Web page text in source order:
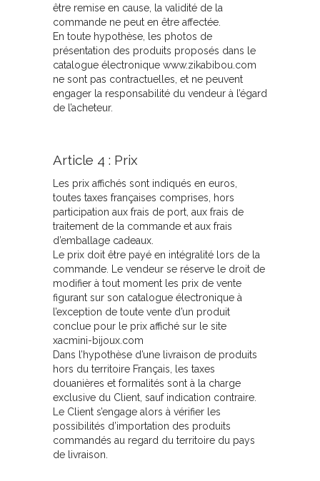
être remise en cause, la validité de la
commande ne peut en être affectée.
En toute hypothèse, les photos de
présentation des produits proposés dans le
catalogue électronique www.zikabibou.com
ne sont pas contractuelles, et ne peuvent
engager la responsabilité du vendeur à l’égard
de l’acheteur.
Article 4 : Prix
Les prix affichés sont indiqués en euros,
toutes taxes françaises comprises, hors
participation aux frais de port, aux frais de
traitement de la commande et aux frais
d’emballage cadeaux.
Le prix doit être payé en intégralité lors de la
commande. Le vendeur se réserve le droit de
modifier à tout moment les prix de vente
figurant sur son catalogue électronique à
l’exception de toute vente d’un produit
conclue pour le prix affiché sur le site
xacmini-bijoux.com
Dans l’hypothèse d’une livraison de produits
hors du territoire Français, les taxes
douanières et formalités sont à la charge
exclusive du Client, sauf indication contraire.
Le Client s’engage alors à vérifier les
possibilités d’importation des produits
commandés au regard du territoire du pays
de livraison.